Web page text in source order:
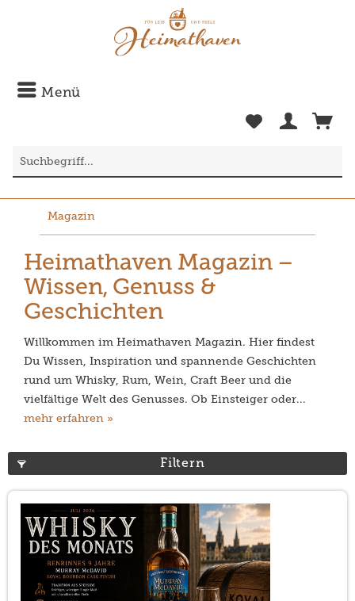
Menü
Magazin
Heimathaven Magazin –
Wissen, Genuss &
Geschichten
Willkommen im Heimathaven Magazin. Hier findest
Du Wissen, Inspiration und spannende Geschichten
rund um Whisky, Rum, Wein, Craft Beer und die
vielfältige Welt des Genusses. Ob Einsteiger oder...
mehr erfahren »
Filtern